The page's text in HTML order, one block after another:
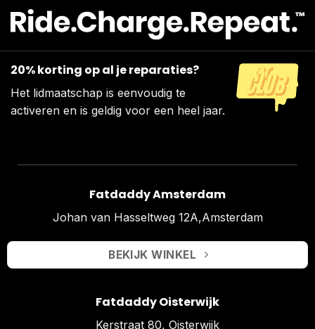
20% korting op al je reparaties?
Het lidmaatschap is eenvoudig te
activeren en is geldig voor een heel jaar.
Fatdaddy Amsterdam
Johan van Hasseltweg 12A,Amsterdam
BEKIJK WINKEL
Fatdaddy Oisterwijk
Kerstraat 80, Oisterwijk